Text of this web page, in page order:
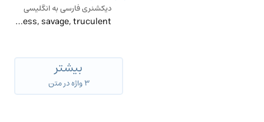
دیکشنری فارسی به انگلیسی
ghoulish, merciless, ruthless, savage, truculent
بیشتر
۳ واژه در متن